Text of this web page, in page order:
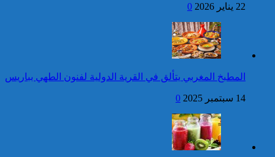
برقية تهنئة إلى جلالة الملك
من الأمين العام لمنظمة
التعاون الإسلامي بمناسبة عيد
العرش المجيد
فتح بحث للتحقق من الأفعال
الإجرامية المنسوبة لأربع وعشرين
شخصا للاشتباه في تورطهم في
وظيفتهم بغرض الارتشاء
22 يناير 2026 0
المطبخ المغربي يتألق في القرية الدولية لفنون الطهي بباريس
14 سبتمبر 2025 0